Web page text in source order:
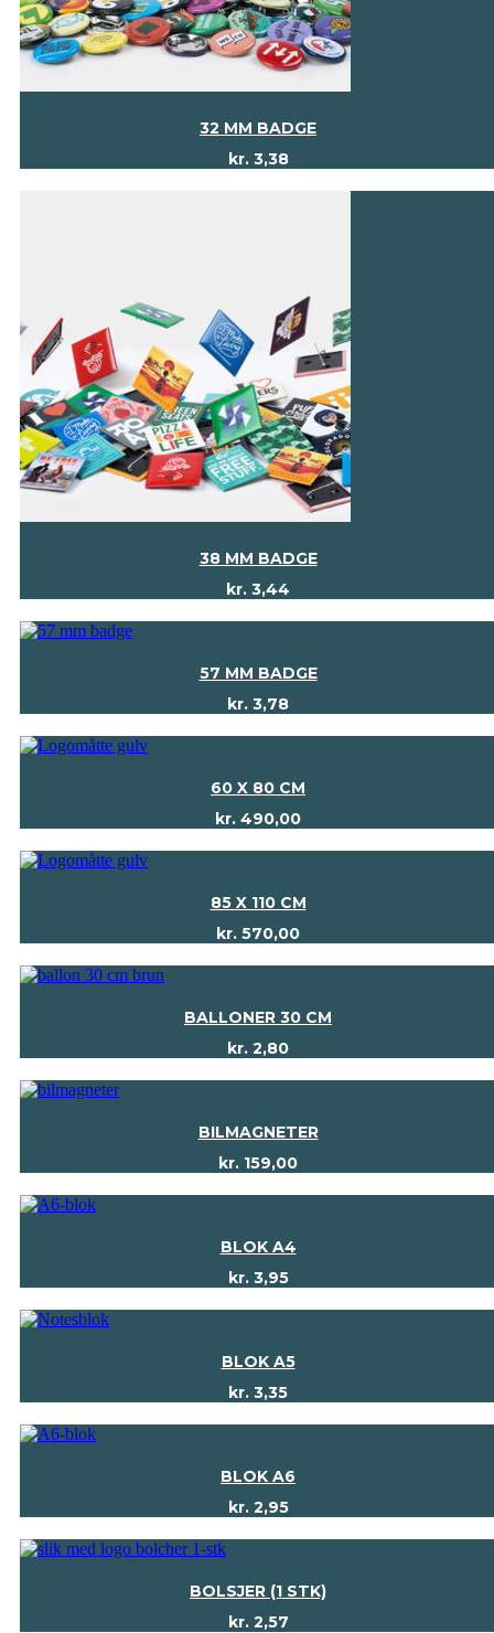
32 MM BADGE
kr.3,38
38 MM BADGE
kr. 3,44
57 MM BADGE
kr. 3,78
60 X 80 CM
kr. 490,00
85 X 110 CM
kr. 570,00
BALLONER 30 CM
kr. 2,80
BILMAGNETER
kr. 159,00
BLOK A4
kr.3,95
BLOK A5
kr. 3,35
BLOK A6
kr.2,95
BOLSJER (1 STK)
kr.2,57